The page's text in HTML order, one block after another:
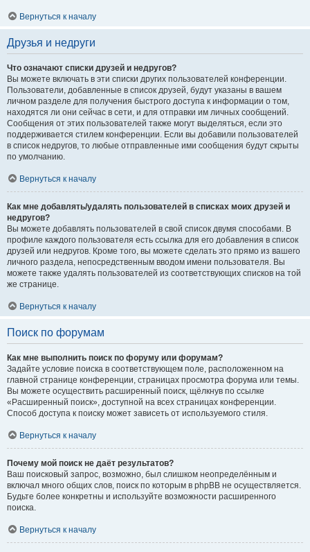
Вернуться к началу
Друзья и недруги
Что означают списки друзей и недругов?
Вы можете включать в эти списки других пользователей конференции.
Пользователи, добавленные в список друзей, будут указаны в вашем
личном разделе для получения быстрого доступа к информации о том,
находятся ли они сейчас в сети, и для отправки им личных сообщений.
Сообщения от этих пользователей также могут выделяться, если это
поддерживается стилем конференции. Если вы добавили пользователей
в список недругов, то любые отправленные ими сообщения будут скрыты
по умолчанию.
Вернуться к началу
Как мне добавлять/удалять пользователей в списках моих друзей и
недругов?
Вы можете добавлять пользователей в свой список двумя способами. В
профиле каждого пользователя есть ссылка для его добавления в список
друзей или недругов. Кроме того, вы можете сделать это прямо из вашего
личного раздела, непосредственным вводом имени пользователя. Вы
можете также удалять пользователей из соответствующих списков на той
же странице.
Вернуться к началу
Поиск по форумам
Как мне выполнить поиск по форуму или форумам?
Задайте условие поиска в соответствующем поле, расположенном на
главной странице конференции, страницах просмотра форума или темы.
Вы можете осуществить расширенный поиск, щёлкнув по ссылке
«Расширенный поиск», доступной на всех страницах конференции.
Способ доступа к поиску может зависеть от используемого стиля.
Вернуться к началу
Почему мой поиск не даёт результатов?
Ваш поисковый запрос, возможно, был слишком неопределённым и
включал много общих слов, поиск по которым в phpBB не осуществляется.
Будьте более конкретны и используйте возможности расширенного
поиска.
Вернуться к началу